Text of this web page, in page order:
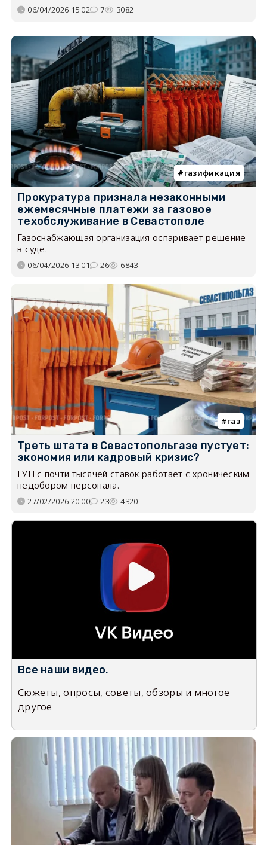
06/04/2026 15:02 7 3082
газификация
Прокуратура признала незаконными
ежемесячные платежи за газовое
техобслуживание в Севастополе
Газоснабжающая организация оспаривает решение
в суде.
06/04/2026 13:01 26 6843
газ
Треть штата в Севастопольгазе пустует:
экономия или кадровый кризис?
ГУП с почти тысячей ставок работает с хроническим
недобором персонала.
27/02/2026 20:00 23 4320
Все наши видео.
Сюжеты, опросы, советы, обзоры и многое
другое